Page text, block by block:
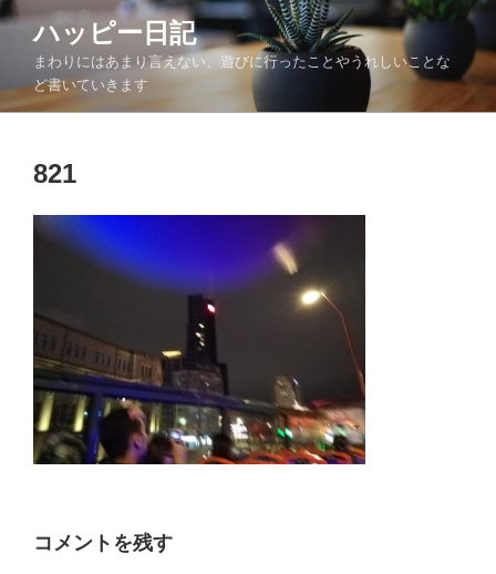
コ
ン
ツ
ハッピー日記
まわりにはあまり言えない、遊びに行ったことやうれしいことな
ど書いていきます
821
コメントを残す